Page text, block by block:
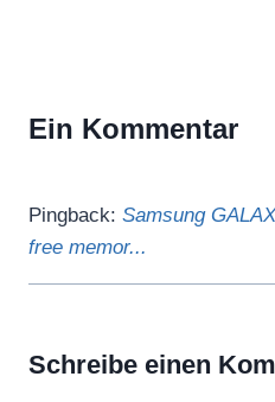
Ein Kommentar
Pingback: Samsung
free memor...
Schreibe einen